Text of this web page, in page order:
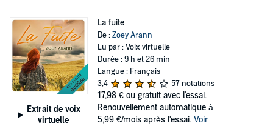
Extrait de voix
virtuelle
La fuite
De :Zoey Arann
Lu par : Voix virtuelle
Durée : 9 h et 26 min
Langue : Français
3,4
57 notations
17,98 € ou gratuit avec l'essai.
Renouvellement automatique à
5,99 €/mois après l'essai. Voir